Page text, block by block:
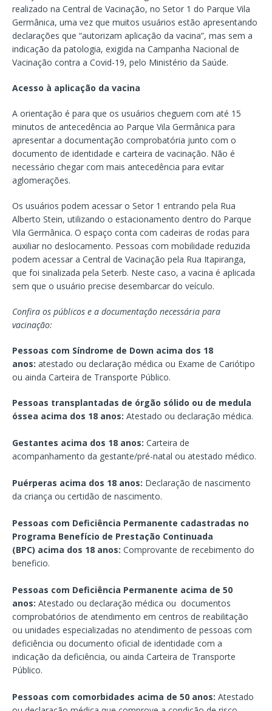
realizado na Central de Vacinação, no Setor 1 do Parque Vila
Germânica, uma vez que muitos usuários estão apresentando
declarações que “autorizam aplicação da vacina”, mas sem a
indicação da patologia, exigida na Campanha Nacional de
Vacinação contra a Covid-19, pelo Ministério da Saúde.
Acesso à aplicação da vacina
A orientação é para que os usuários cheguem com até 15
minutos de antecedência ao Parque Vila Germânica para
apresentar a documentação comprobatória junto com o
documento de identidade e carteira de vacinação. Não é
necessário chegar com mais antecedência para evitar
aglomerações.
Os usuários podem acessar o Setor 1 entrando pela Rua
Alberto Stein, utilizando o estacionamento dentro do Parque
Vila Germânica. O espaço conta com cadeiras de rodas para
auxiliar no deslocamento. Pessoas com mobilidade reduzida
podem acessar a Central de Vacinação pela Rua Itapiranga,
que foi sinalizada pela Seterb. Neste caso, a vacina é aplicada
sem que o usuário precise desembarcar do veículo.
Confira os públicos e a documentação necessária para
vacinação:
Pessoas com Síndrome de Down acima dos 18
anos: atestado ou declaração médica ou Exame de Cariótipo
ou ainda Carteira de Transporte Público.
Pessoas transplantadas de órgão sólido ou de medula
óssea acima dos 18 anos: Atestado ou declaração médica.
Gestantes acima dos 18 anos: Carteira de
acompanhamento da gestante/pré-natal ou atestado médico.
Puérperas acima dos 18 anos: Declaração de nascimento
da criança ou certidão de nascimento.
Pessoas com Deficiência Permanente cadastradas no
Programa Benefício de Prestação Continuada
(BPC) acima dos 18 anos: Comprovante de recebimento do
beneficio.
Pessoas com Deficiência Permanente acima de 50
anos: Atestado ou declaração médica ou documentos
comprobatórios de atendimento em centros de reabilitação
ou unidades especializadas no atendimento de pessoas com
deficiência ou documento oficial de identidade com a
indicação da deficiência, ou ainda Carteira de Transporte
Público.
Pessoas com comorbidades acima de 50 anos: Atestado